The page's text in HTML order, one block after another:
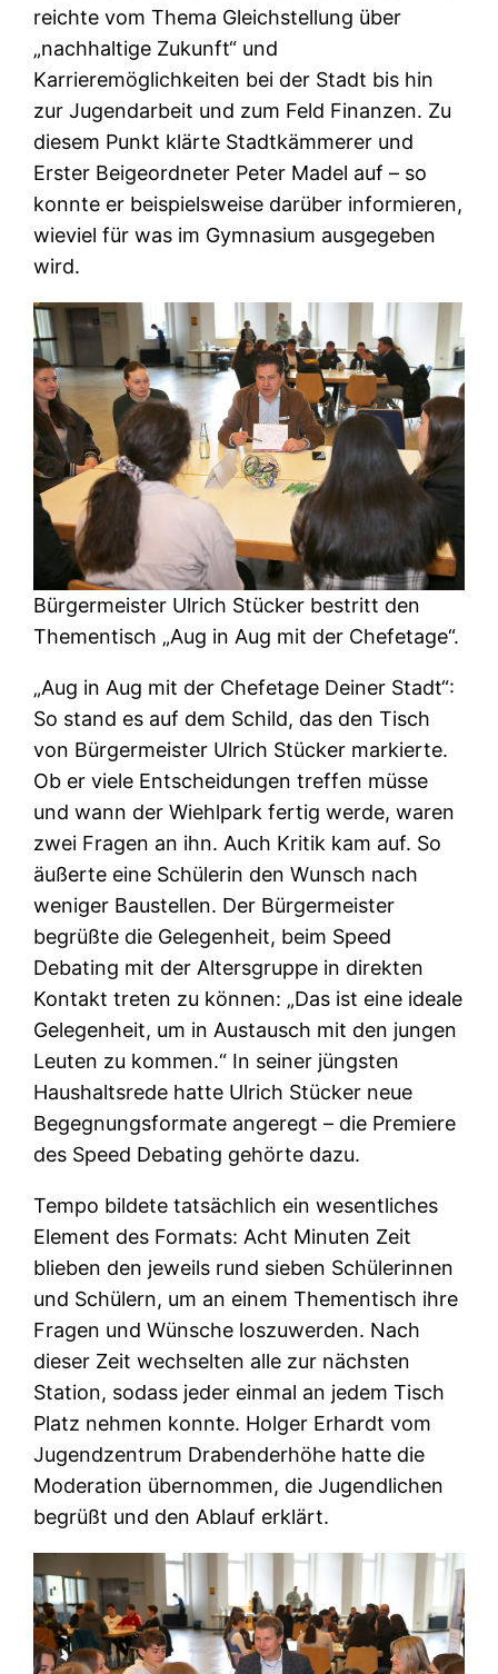
reichte vom Thema Gleichstellung über
„nachhaltige Zukunft“ und
Karrieremöglichkeiten bei der Stadt bis hin
zur Jugendarbeit und zum Feld Finanzen. Zu
diesem Punkt klärte Stadtkämmerer und
Erster Beigeordneter Peter Madel auf – so
konnte er beispielsweise darüber informieren,
wieviel für was im Gymnasium ausgegeben
wird.
Bürgermeister Ulrich Stücker bestritt den
Thementisch „Aug in Aug mit der Chefetage“.
„Aug in Aug mit der Chefetage Deiner Stadt“:
So stand es auf dem Schild, das den Tisch
von Bürgermeister Ulrich Stücker markierte.
Ob er viele Entscheidungen treffen müsse
und wann der Wiehlpark fertig werde, waren
zwei Fragen an ihn. Auch Kritik kam auf. So
äußerte eine Schülerin den Wunsch nach
weniger Baustellen. Der Bürgermeister
begrüßte die Gelegenheit, beim Speed
Debating mit der Altersgruppe in direkten
Kontakt treten zu können: „Das ist eine ideale
Gelegenheit, um in Austausch mit den jungen
Leuten zu kommen.“ In seiner jüngsten
Haushaltsrede hatte Ulrich Stücker neue
Begegnungsformate angeregt – die Premiere
des Speed Debating gehörte dazu.
Tempo bildete tatsächlich ein wesentliches
Element des Formats: Acht Minuten Zeit
blieben den jeweils rund sieben Schülerinnen
und Schülern, um an einem Thementisch ihre
Fragen und Wünsche loszuwerden. Nach
dieser Zeit wechselten alle zur nächsten
Station, sodass jeder einmal an jedem Tisch
Platz nehmen konnte. Holger Erhardt vom
Jugendzentrum Drabenderhöhe hatte die
Moderation übernommen, die Jugendlichen
begrüßt und den Ablauf erklärt.